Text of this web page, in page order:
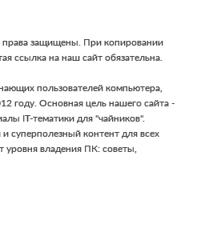
p
g
e
p
g
e
i
p
a
g
e
p
g
e
защищены. При копировании
ссылка на наш сайт обязательна.
пользователей компьютера,
году. Основная цель нашего сайта -
IT-тематики для "чайников".
суперполезный контент для всех
уровня владения ПК: советы,